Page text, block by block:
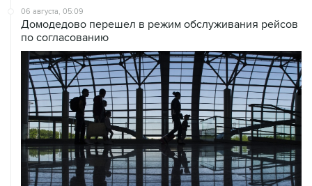
по согласованию